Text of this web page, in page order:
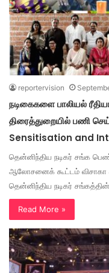
reportervision
நடிகைகளை பாலியல்
திரைத்துறையில் பணி
Sensitisation and
தென்னிந்திய நடிகர் சங்க பெண்
ஆலோசனைக் கூட்டம் விசாகா
தென்னிந்திய நடிகர்
Read More »